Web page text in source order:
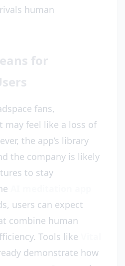
human
for
fans,
may feel like a loss of
the app’s library
the company is likely
to stay
users can expect
combine human
Tools like
demonstrate how